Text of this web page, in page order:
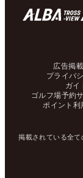
広告掲
プライバ
ガイ
ゴルフ場予約
ポイント利
掲載されている全